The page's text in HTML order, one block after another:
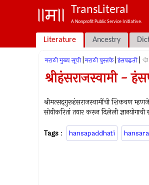
TransLiteral
A Nonprofit Public Service Initiative.
Literature Ancestry
मराठी मुख्य सूची मराठी पुस्तके हंसपद्धती
श्रीहंसराजस्वामी -
श्रीमत्सद्‍गुरूहंसराजस्वामींची शिकवण म्हणजे
सोयीकरितां तयार करून दिलेली
Tags : hansapaddhati